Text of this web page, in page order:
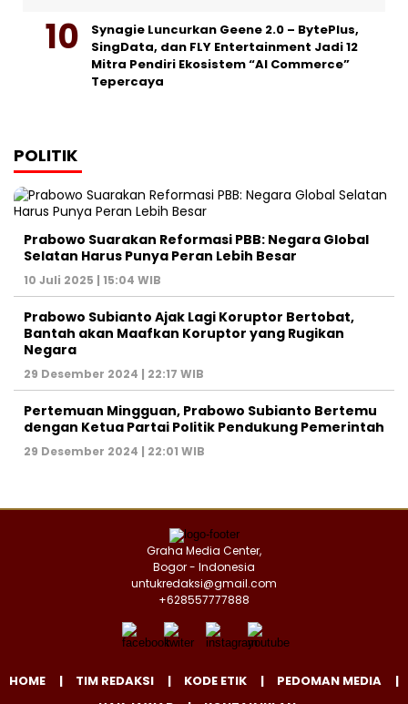
Synagie Luncurkan Geene 2.0 – BytePlus,
SingData, dan FLY Entertainment Jadi 12
Mitra Pendiri Ekosistem “AI Commerce”
Tepercaya
POLITIK
Prabowo Suarakan Reformasi PBB: Negara Global
Selatan Harus Punya Peran Lebih Besar
10 Juli 2025 | 15:04 WIB
Prabowo Subianto Ajak Lagi Koruptor Bertobat,
Bantah akan Maafkan Koruptor yang Rugikan
Negara
29 Desember 2024 | 22:17 WIB
Pertemuan Mingguan, Prabowo Subianto Bertemu
dengan Ketua Partai Politik Pendukung Pemerintah
29 Desember 2024 | 22:01 WIB
Graha Media Center,
Bogor - Indonesia
untukredaksi@gmail.com
+628557777888
HOME TIM REDAKSI KODE ETIK
PEDOMAN MEDIA